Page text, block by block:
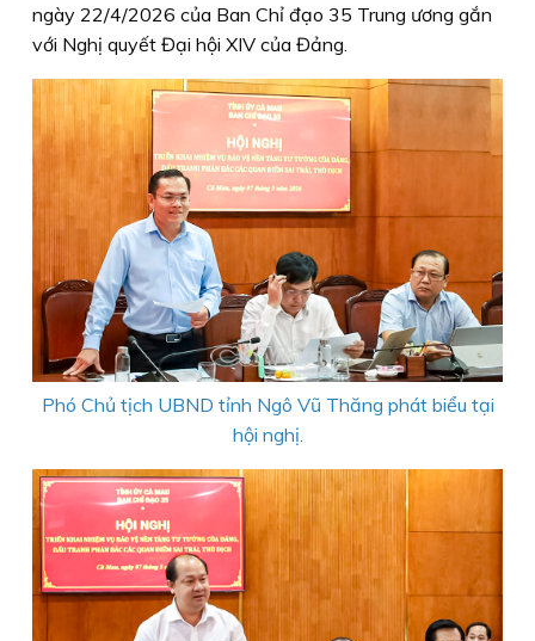
ngày 22/4/2026 của Ban Chỉ đạo 35 Trung ương gắn
với Nghị quyết Đại hội XIV của Đảng.
Phó Chủ tịch UBND tỉnh Ngô Vũ Thăng phát biểu tại
hội nghị.